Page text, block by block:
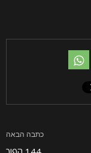
כתבה הבאה